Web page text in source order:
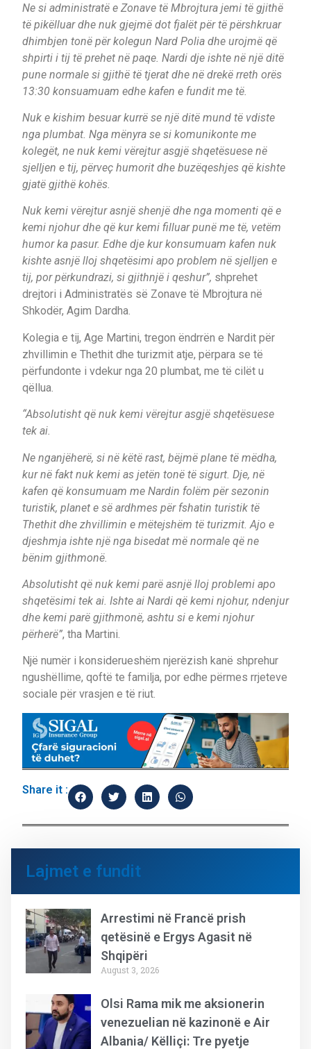
Ne si administratë e Zonave të Mbrojtura jemi të gjithë
të pikëlluar dhe nuk gjejmë dot fjalët për të përshkruar
dhimbjen tonë për kolegun Nard Polia dhe urojmë që
shpirti i tij të prehet në paqe. Nardi dje ishte në një ditë
pune normale si gjithë të tjerat dhe në drekë rreth orës
13:30 konsuamuam edhe kafen e fundit me të.
Nuk e kishim besuar kurrë se një ditë mund të vdiste
nga plumbat. Nga mënyra se si komunikonte me
kolegët, ne nuk kemi vërejtur asgjë shqetësuese në
sjelljen e tij, përveç humorit dhe buzëqeshjes që kishte
gjatë gjithë kohës.
Nuk kemi vërejtur asnjë shenjë dhe nga momenti që e
kemi njohur dhe që kur kemi filluar punë me të, vetëm
humor ka pasur. Edhe dje kur konsumuam kafen nuk
kishte asnjë lloj shqetësimi apo problem në sjelljen e
tij, por përkundrazi, si gjithnjë i qeshur”, shprehet
drejtori i Administratës së Zonave të Mbrojtura në
Shkodër, Agim Dardha.
Kolegia e tij, Age Martini, tregon ëndrrën e Nardit për
zhvillimin e Thethit dhe turizmit atje, përpara se të
përfundonte i vdekur nga 20 plumbat, me të cilët u
qëllua.
“Absolutisht që nuk kemi vërejtur asgjë shqetësuese
tek ai.
Ne nganjëherë, si në këtë rast, bëjmë plane të mëdha,
kur në fakt nuk kemi as jetën tonë të sigurt. Dje, në
kafen që konsumuam me Nardin folëm për sezonin
turistik, planet e së ardhmes për fshatin turistik të
Thethit dhe zhvillimin e mëtejshëm të turizmit. Ajo e
djeshmja ishte një nga bisedat më normale që ne
bënim gjithmonë.
Absolutisht që nuk kemi parë asnjë lloj problemi apo
shqetësimi tek ai. Ishte ai Nardi që kemi njohur, ndenjur
dhe kemi parë gjithmonë, ashtu si e kemi njohur
përherë”, tha Martini.
Një numër i konsiderueshëm njerëzish kanë shprehur
ngushëllime, qoftë te familja, por edhe përmes rrjeteve
sociale për vrasjen e të riut.
Share it :
Lajmet e fundit
Arrestimi në Francë prish
qetësinë e Ergys Agasit në
Shqipëri
August 3, 2026
Olsi Rama mik me aksionerin
venezuelian në kazinonë e Air
Albania/ Këlliçi: Tre pyetje